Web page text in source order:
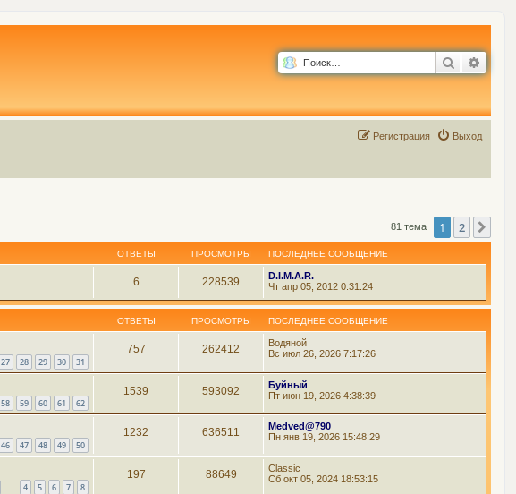
Поиск
Выход
Регистрация
81 тема 1 2
ОТВЕТЫ ПРОСМОТРЫ ПОСЛЕДНЕЕ СООБЩЕНИЕ
6 228539
D.I.M.A.R.
Чт апр 05, 2012 0:31:24
ОТВЕТЫ ПРОСМОТРЫ ПОСЛЕДНЕЕ СООБЩЕНИЕ
27 28 29 30 31
757 262412
Водяной
Вс июл 26, 2026 7:17:26
58 59 60 61 62
1539 593092
Буйный
Пт июн 19, 2026 4:38:39
46 47 48 49 50
1232 636511
Medved@790
Пн янв 19, 2026 15:48:29
… 4 5 6 7 8
197 88649
Classic
Сб окт 05, 2024 18:53:15